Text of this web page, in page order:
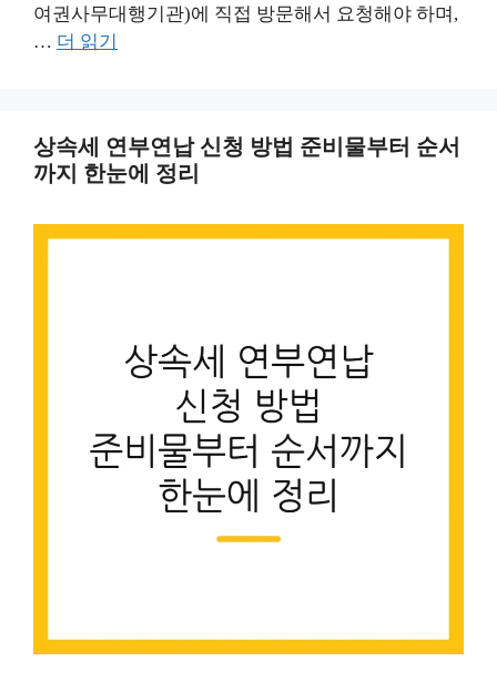
여권사무대행기관)에 직접 방문해서 요청해야 하며,
… 더 읽기
상속세 연부연납 신청 방법 준비물부터 순서
까지 한눈에 정리